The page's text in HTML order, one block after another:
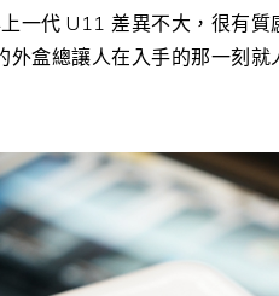
一代 U11 差異不大，很有
外盒總讓人在入手的那一刻